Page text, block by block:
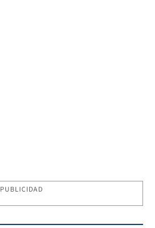
PUBLICIDAD